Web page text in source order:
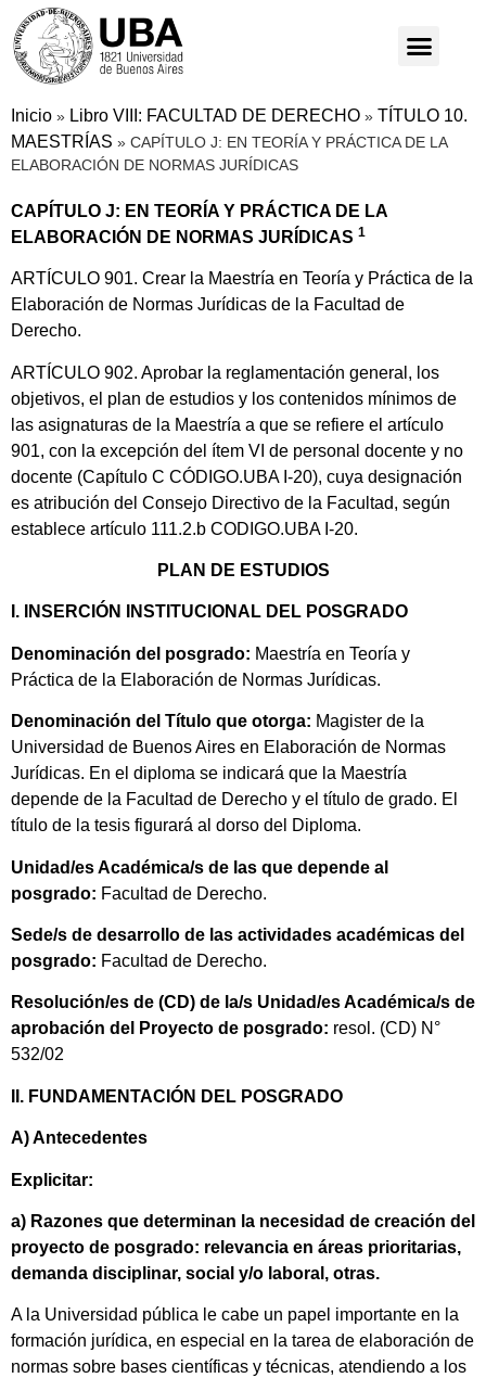
Inicio » Libro VIII: FACULTAD DE DERECHO » TÍTULO 10.
MAESTRÍAS » CAPÍTULO J: EN TEORÍA Y PRÁCTICA DE LA
ELABORACIÓN DE NORMAS JURÍDICAS
CAPÍTULO J: EN TEORÍA Y PRÁCTICA DE LA
ELABORACIÓN DE NORMAS JURÍDICAS 1
ARTÍCULO 901. Crear la Maestría en Teoría y Práctica de la
Elaboración de Normas Jurídicas de la Facultad de
Derecho.
ARTÍCULO 902. Aprobar la reglamentación general, los
objetivos, el plan de estudios y los contenidos mínimos de
las asignaturas de la Maestría a que se refiere el artículo
901, con la excepción del ítem VI de personal docente y no
docente (Capítulo C CÓDIGO.UBA I-20), cuya designación
es atribución del Consejo Directivo de la Facultad, según
establece artículo 111.2.b CODIGO.UBA I-20.
PLAN DE ESTUDIOS
I. INSERCIÓN INSTITUCIONAL DEL POSGRADO
Denominación del posgrado: Maestría en Teoría y
Práctica de la Elaboración de Normas Jurídicas.
Denominación del Título que otorga: Magister de la
Universidad de Buenos Aires en Elaboración de Normas
Jurídicas. En el diploma se indicará que la Maestría
depende de la Facultad de Derecho y el título de grado. El
título de la tesis figurará al dorso del Diploma.
Unidad/es Académica/s de las que depende al
posgrado: Facultad de Derecho.
Sede/s de desarrollo de las actividades académicas del
posgrado: Facultad de Derecho.
Resolución/es de (CD) de la/s Unidad/es Académica/s de
aprobación del Proyecto de posgrado: resol. (CD) N°
532/02
II. FUNDAMENTACIÓN DEL POSGRADO
A) Antecedentes
Explicitar:
a) Razones que determinan la necesidad de creación del
proyecto de posgrado: relevancia en áreas prioritarias,
demanda disciplinar, social y/o laboral, otras.
A la Universidad pública le cabe un papel importante en la
formación jurídica, en especial en la tarea de elaboración de
normas sobre bases científicas y técnicas, atendiendo a los